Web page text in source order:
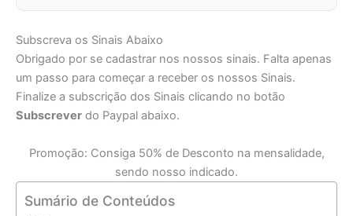
Subscreva os Sinais Abaixo
Obrigado por se cadastrar nos nossos sinais. Falta apenas
um passo para começar a receber os nossos Sinais.
Finalize a subscrição dos Sinais clicando no botão
Subscrever do Paypal abaixo.
Promoção: Consiga 50% de Desconto na mensalidade,
sendo nosso indicado.
Sumário de Conteúdos